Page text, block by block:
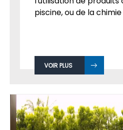
piscine, ou de la chimie
VOIR PLUS